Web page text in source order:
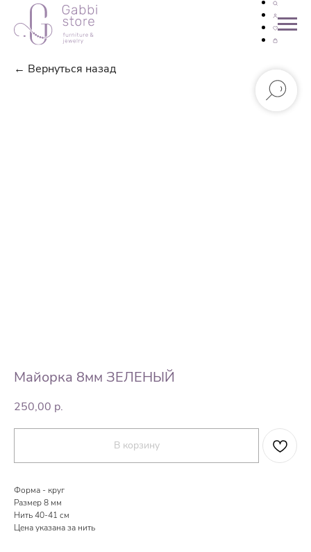
← Вернуться назад
Майорка 8мм ЗЕЛЕНЫЙ
250,00 р.
В корзину
Форма - круг
Размер 8 мм
Нить 40-41 см
Цена указана за нить